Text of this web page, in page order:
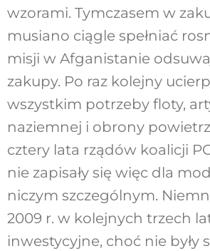
wzorami. Tymczasem w
musiano ciągle spełniać
misji w Afganistanie
zakupy. Po raz kolejny
wszystkim potrzeby floty,
naziemnej i obrony
cztery lata rządów koalicji
nie zapisały się więc dla
niczym szczególnym.
2009 r. w kolejnych trzech
inwestycyjne, choć nie były